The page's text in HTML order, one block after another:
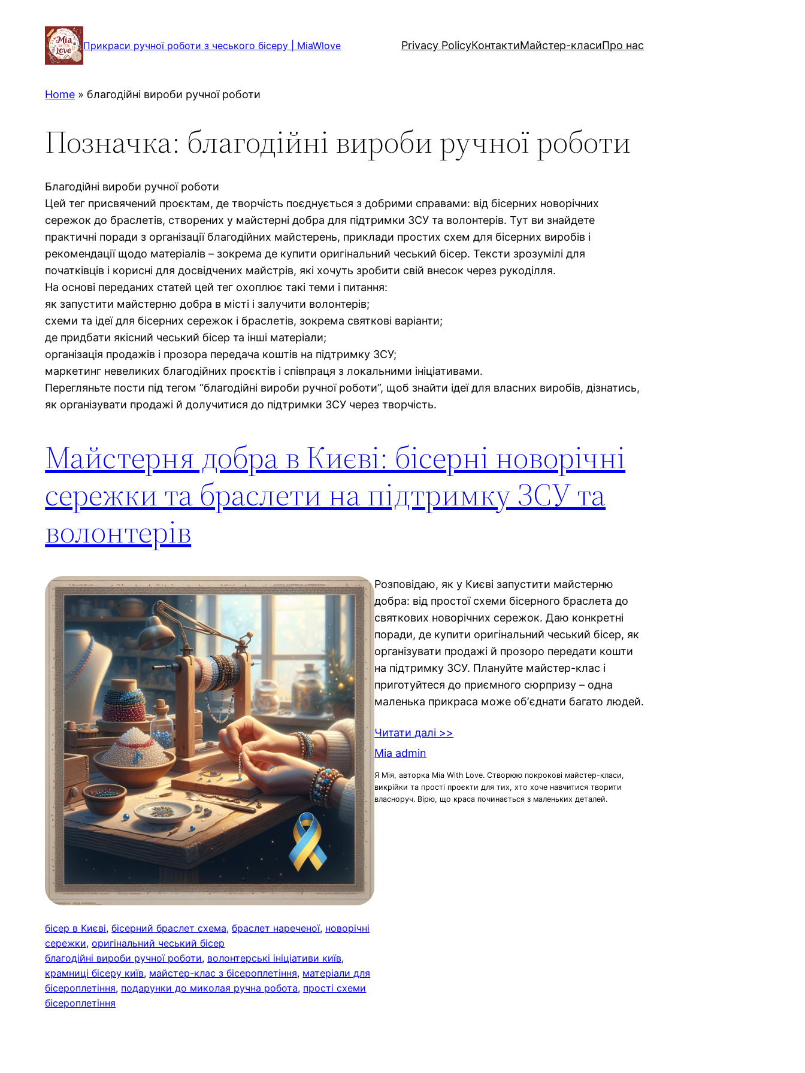
Прикраси ручної роботи з чеського бісеру | MiaWlove Privacy PolicyКонтактиМайстер-класиПро нас
Home » благодійні вироби ручної роботи
Позначка: благодійні вироби ручної роботи
Благодійні вироби ручної роботи
Цей тег присвячений проєктам, де творчість поєднується з добрими справами: від бісерних новорічних
сережок до браслетів, створених у майстерні добра для підтримки ЗСУ та волонтерів. Тут ви знайдете
практичні поради з організації благодійних майстерень, приклади простих схем для бісерних виробів і
рекомендації щодо матеріалів – зокрема де купити оригінальний чеський бісер. Тексти зрозумілі для
початківців і корисні для досвідчених майстрів, які хочуть зробити свій внесок через рукоділля.
На основі переданих статей цей тег охоплює такі теми і питання:
як запустити майстерню добра в місті і залучити волонтерів;
схеми та ідеї для бісерних сережок і браслетів, зокрема святкові варіанти;
де придбати якісний чеський бісер та інші матеріали;
організація продажів і прозора передача коштів на підтримку ЗСУ;
маркетинг невеликих благодійних проєктів і співпраця з локальними ініціативами.
Перегляньте пости під тегом “благодійні вироби ручної роботи”, щоб знайти ідеї для власних виробів, дізнатись,
як організувати продажі й долучитися до підтримки ЗСУ через творчість.
Майстерня добра в Києві: бісерні новорічні
сережки та браслети на підтримку ЗСУ та
волонтерів
бісер в Києві, бісерний браслет схема, браслет нареченої, новорічні
сережки, оригінальний чеський бісер
благодійні вироби ручної роботи, волонтерські ініціативи київ
крамниці бісеру київ, майстер-клас з бісероплетіння, матеріали для
бісероплетіння, подарунки до миколая ручна робота, прості схеми
бісероплетіння
Розповідаю, як у Києві запустити майстерню
добра: від простої схеми бісерного браслета до
святкових новорічних сережок. Даю конкретні
поради, де купити оригінальний чеський бісер, як
організувати продажі й прозоро передати кошти
на підтримку ЗСУ. Плануйте майстер-клас і
приготуйтеся до приємного сюрпризу – одна
маленька прикраса може обʼєднати багато людей.
Читати далі >>
Mia admin
Я Мія, авторка Mia With Love. Створюю покрокові майстер-класи,
викрійки та прості проєкти для тих, хто хоче навчитися творити
власноруч. Вірю, що краса починається з маленьких деталей.